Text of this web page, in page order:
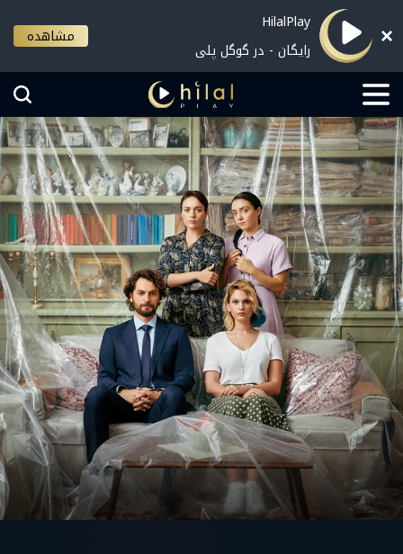
HilalPlay
رایگان - در گوگل پلی
مشاهده